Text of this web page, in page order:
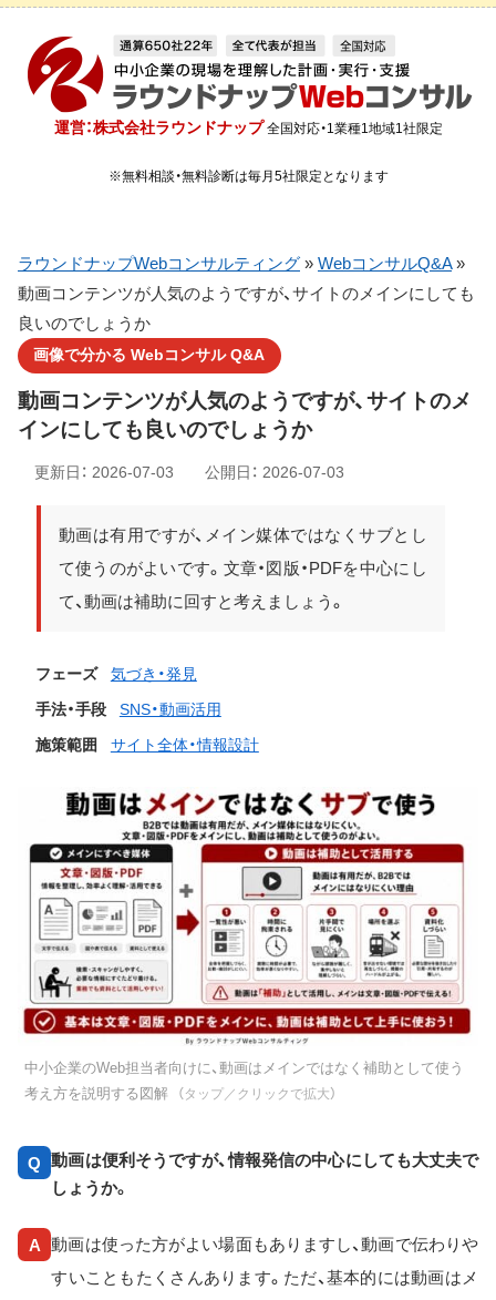
運営：株式会社ラウンドナップ 全国対応・1業種1地域1社限定
※無料相談・無料診断は毎月5社限定となります
ラウンドナップWebコンサルティング » WebコンサルQ&A»
動画コンテンツが人気のようですが、サイトのメインにしても
良いのでしょうか
画像で分かる Webコンサル Q&A
動画コンテンツが人気のようですが、サイトのメ
インにしても良いのでしょうか
更新日： 2026-07-03 公開日： 2026-07-03
動画は有用ですが、メイン媒体ではなくサブとし
て使うのがよいです。文章・図版・PDFを中心にし
て、動画は補助に回すと考えましょう。
フェーズ
気づき・発見
手法・手段
SNS・動画活用
施策範囲
サイト全体・情報設計
中小企業のWeb担当者向けに、動画はメインではなく補助として使う
考え方を説明する図解
（タップ／クリックで拡大）
Q
動画は便利そうですが、情報発信の中心にしても大丈夫で
しょうか。
A
動画は使った方がよい場面もありますし、動画で伝わりや
すいこともたくさんあります。ただ、基本的には動画はメ